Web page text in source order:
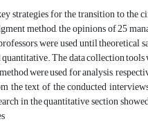
strategies for the transition to
method, the opinions of 25
were used until
The data collection
were used for analysis,
the text of the conducted
in the quantitative section